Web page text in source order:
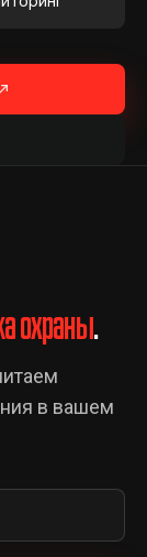
охраны.
в вашем